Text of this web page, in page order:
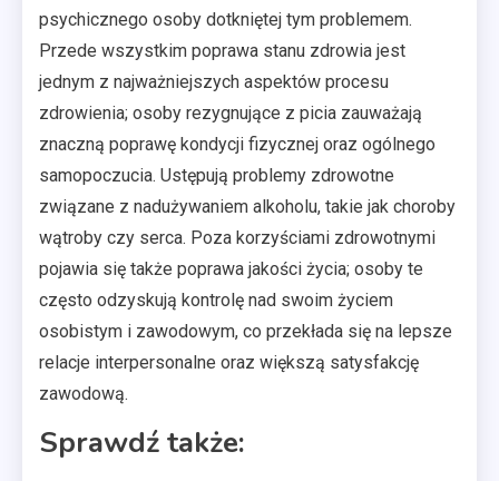
psychicznego osoby dotkniętej tym problemem.
Przede wszystkim poprawa stanu zdrowia jest
jednym z najważniejszych aspektów procesu
zdrowienia; osoby rezygnujące z picia zauważają
znaczną poprawę kondycji fizycznej oraz ogólnego
samopoczucia. Ustępują problemy zdrowotne
związane z nadużywaniem alkoholu, takie jak choroby
wątroby czy serca. Poza korzyściami zdrowotnymi
pojawia się także poprawa jakości życia; osoby te
często odzyskują kontrolę nad swoim życiem
osobistym i zawodowym, co przekłada się na lepsze
relacje interpersonalne oraz większą satysfakcję
zawodową.
Sprawdź także: